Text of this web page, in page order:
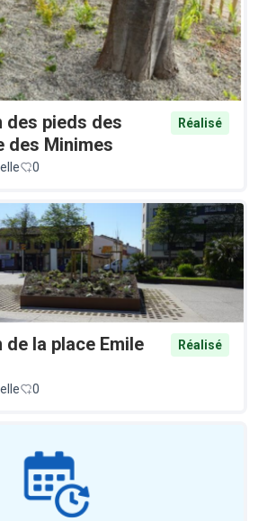
des pieds des
des Minimes
Réalisé
0
la place Emile
Réalisé
0